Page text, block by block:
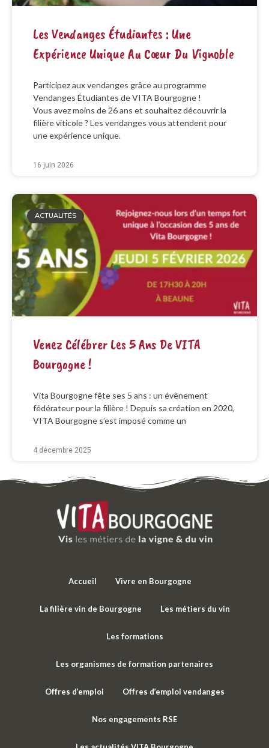
Les Vendanges Étudiantes : Une
Expérience Unique Au Cœur Du Vignoble
Participez aux vendanges grâce au programme
Vendanges Étudiantes de VITA Bourgogne !
Vous avez moins de 26 ans et souhaitez découvrir la
filière viticole ? Les vendanges vous attendent pour
une expérience unique.
16 juin 2026
ACTUALITÉS
Venez Célébrer Les 5 Ans De VITA
Bourgogne !
Vita Bourgogne fête ses 5 ans : un évènement
fédérateur pour la filière ! Depuis sa création en 2020,
VITA Bourgogne s’est imposé comme un
4 décembre 2025
Accueil Vivre en Bourgogne
La filière vin de Bourgogne Les métiers du vin
Les formations
Les organismes de formation partenaires
Offres d’emploi Offres d’emploi vendanges
Nos engagements RSE